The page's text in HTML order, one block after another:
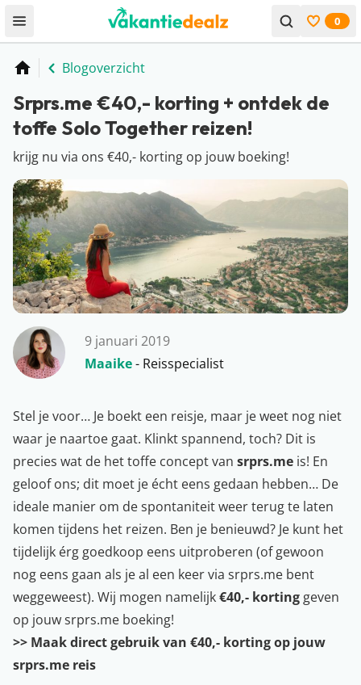
Open menu Bekijk
0
Home
Blogoverzicht
Srprs.me €40,- korting + ontdek de
toffe Solo Together reizen!
krijg nu via ons €40,- korting op jouw boeking!
9 januari 2019
Maaike- Reisspecialist
Stel je voor… Je boekt een reisje, maar je weet nog niet
waar je naartoe gaat. Klinkt spannend, toch? Dit is
precies wat de het toffe concept van srprs.me is! En
geloof ons; dit moet je écht eens gedaan hebben… De
ideale manier om de spontaniteit weer terug te laten
komen tijdens het reizen. Ben je benieuwd? Je kunt het
tijdelijk érg goedkoop eens uitproberen (of gewoon
nog eens gaan als je al een keer via srprs.me bent
weggeweest). Wij mogen namelijk€40,- korting geven
op jouw srprs.me boeking!
>> Maak direct gebruik van €40,- korting op jouw
srprs.me reis